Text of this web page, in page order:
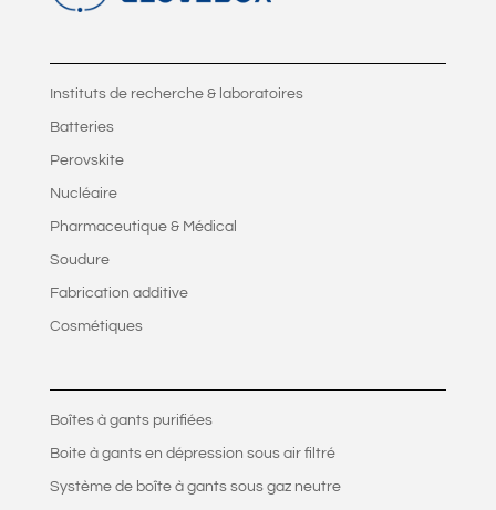
Instituts de recherche & laboratoires
Batteries
Perovskite
Nucléaire
Pharmaceutique & Médical
Soudure
Fabrication additive
Cosmétiques
Boîtes à gants purifiées
Boite à gants en dépression sous air filtré
Système de boîte à gants sous gaz neutre